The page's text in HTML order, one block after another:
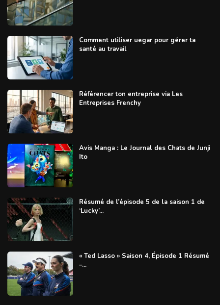
Comment utiliser uegar pour gérer ta
santé au travail
Référencer ton entreprise via Les
Entreprises Frenchy
Avis Manga : Le Journal des Chats de Junji
Ito
Résumé de l’épisode 5 de la saison 1 de
‘Lucky’...
« Ted Lasso » Saison 4, Épisode 1 Résumé
–...